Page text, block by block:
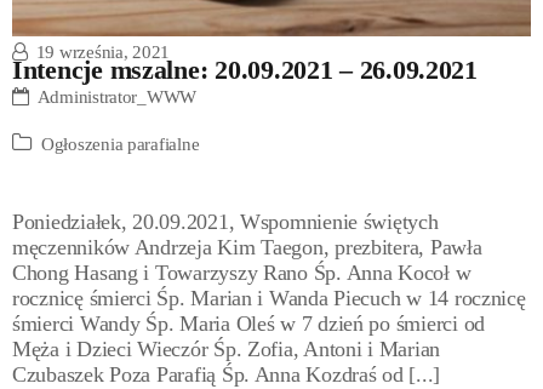
Intencje mszalne: 20.09.2021 – 26.09.2021
19 września, 2021
Administrator_WWW
Ogłoszenia parafialne
Poniedziałek, 20.09.2021, Wspomnienie świętych
męczenników Andrzeja Kim Taegon, prezbitera, Pawła
Chong Hasang i Towarzyszy Rano Śp. Anna Kocoł w
rocznicę śmierci Śp. Marian i Wanda Piecuch w 14 rocznicę
śmierci Wandy Śp. Maria Oleś w 7 dzień po śmierci od
Męża i Dzieci Wieczór Śp. Zofia, Antoni i Marian
Czubaszek Poza Parafią Śp. Anna Kozdraś od [...]